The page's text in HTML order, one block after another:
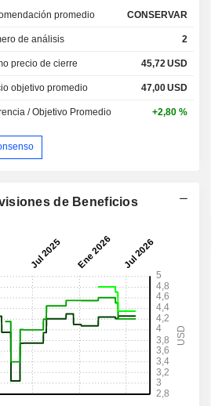
promedio CONSERVAR
de análisis 2
precio de cierre 45,72 USD
objetivo promedio 47,00USD
/ Objetivo Promedio +2,80 %
de Beneficios